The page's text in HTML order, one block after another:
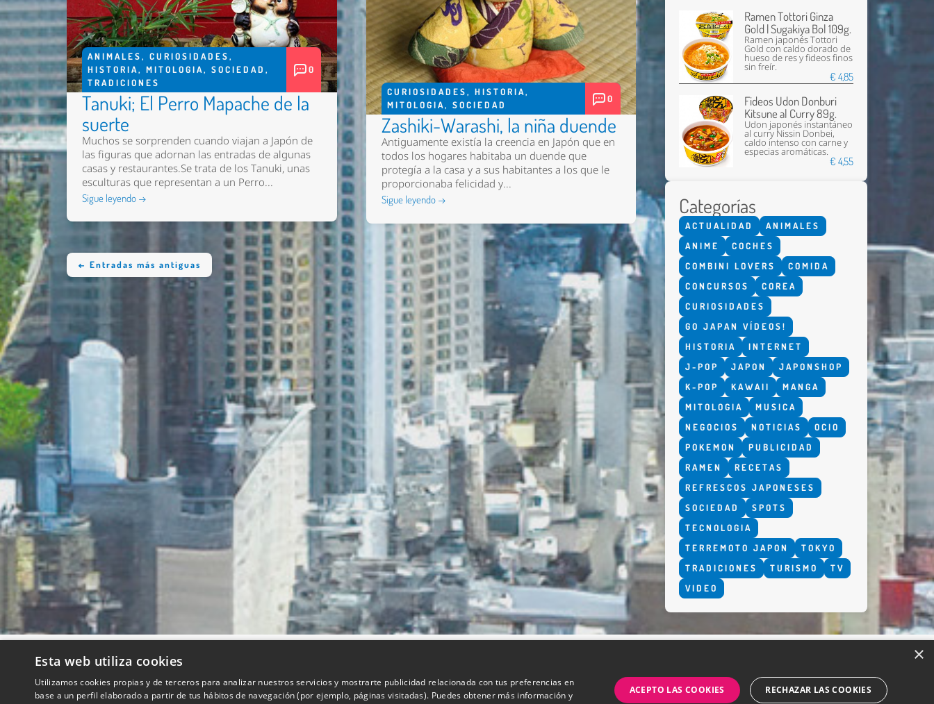
ANIMALES,CURIOSIDADES,
HISTORIA,MITOLOGIA,SOCIEDAD,
TRADICIONES
0
Tanuki; El Perro Mapache de la
suerte
Muchos se sorprenden cuando viajan a Japón de
las figuras que adornan las entradas de algunas
casas y restaurantes.Se trata de los Tanuki, unas
esculturas que representan a un Perro...
Sigue leyendo →
CURIOSIDADES, HISTORIA,
MITOLOGIA, SOCIEDAD
0
Zashiki-Warashi, la niña duende
Antiguamente existía la creencia en Japón que en
todos los hogares habitaba un duende que
protegía a la casa y a sus habitantes a los que le
proporcionaba felicidad y...
Sigue leyendo →
← Entradas más antiguas
Ramen Tottori Ginza
Gold | Sugakiya Bol 109g.
Ramen japonés Tottori
Gold con caldo dorado de
hueso de res y fideos finos
sin freír.
€ 4,85
Fideos Udon Donburi
Kitsune al Curry 89g.
Udon japonés instantáneo
al curry Nissin Donbei,
caldo intenso con carne y
especias aromáticas.
€ 4,55
Categorías
ACTUALIDAD
ANIMALES
ANIME
COCHES
COMBINI LOVERS
COMIDA
CONCURSOS
COREA
CURIOSIDADES
GO JAPAN VÍDEOS!
HISTORIA
INTERNET
J-POP
JAPON
JAPONSHOP
K-POP
KAWAII
MANGA
MITOLOGIA
MUSICA
NEGOCIOS
NOTICIAS
OCIO
POKEMON
PUBLICIDAD
RAMEN
RECETAS
REFRESCOS JAPONESES
SOCIEDAD
SPOTS
TECNOLOGIA
TERREMOTO JAPON
TOKYO
TRADICIONES
TURISMO
TV
VIDEO
×
Esta web utiliza cookies
Utilizamos cookies propias y de terceros para analizar nuestros servicios y mostrarte publicidad relacionada con tus preferencias en
base a un perfil elaborado a partir de tus hábitos de navegación (por ejemplo, páginas visitadas). Puedes obtener más información y
ACEPTO LAS COOKIES RECHAZAR LAS COOKIES